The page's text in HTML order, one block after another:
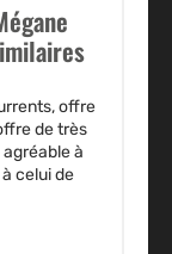
offre
de très
à
celui de